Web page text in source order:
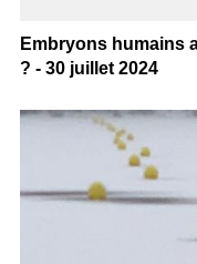
Embryons humains
? - 30 juillet 2024